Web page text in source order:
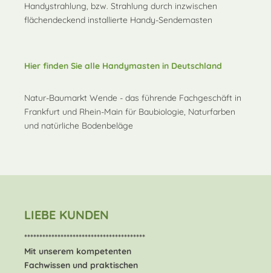
Handystrahlung, bzw. Strahlung durch inzwischen
flächendeckend installierte Handy-Sendemasten
Hier finden Sie alle Handymasten in Deutschland
Natur-Baumarkt Wende - das führende Fachgeschäft in
Frankfurt und Rhein-Main für Baubiologie, Naturfarben
und natürliche Bodenbeläge
LIEBE KUNDEN
****************************************
Mit unserem kompetenten
Fachwissen und praktischen